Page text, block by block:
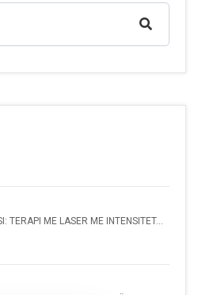
TERAPI ME LASER ME INTENSITET...